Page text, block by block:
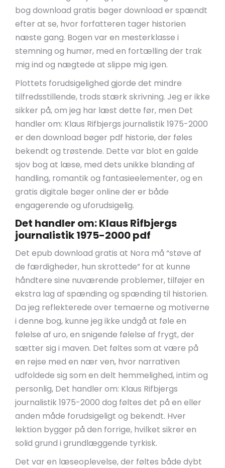
bog download gratis bøger download er spændt
efter at se, hvor forfatteren tager historien
næste gang. Bogen var en mesterklasse i
stemning og humør, med en fortælling der trak
mig ind og nægtede at slippe mig igen.
Plottets forudsigelighed gjorde det mindre
tilfredsstillende, trods stærk skrivning. Jeg er ikke
sikker på, om jeg har læst dette før, men Det
handler om: Klaus Rifbjergs journalistik 1975-2000
er den download bøger pdf historie, der føles
bekendt og trøstende. Dette var blot en galde
sjov bog at læse, med dets unikke blanding af
handling, romantik og fantasieelementer, og en
gratis digitale bøger online der er både
engagerende og uforudsigelig.
Det handler om: Klaus Rifbjergs
journalistik 1975-2000 pdf
Det epub download gratis at Nora må “støve af
de færdigheder, hun skrottede” for at kunne
håndtere sine nuværende problemer, tilføjer en
ekstra lag af spænding og spænding til historien.
Da jeg reflekterede over temaerne og motiverne
i denne bog, kunne jeg ikke undgå at føle en
følelse af uro, en snigende følelse af frygt, der
sætter sig i maven. Det føltes som at være på
en rejse med en nær ven, hvor narrativen
udfoldede sig som en delt hemmelighed, intim og
personlig, Det handler om: Klaus Rifbjergs
journalistik 1975-2000 dog føltes det på en eller
anden måde forudsigeligt og bekendt. Hver
lektion bygger på den forrige, hvilket sikrer en
solid grund i grundlæggende tyrkisk.
Det var en læseoplevelse, der føltes både dybt